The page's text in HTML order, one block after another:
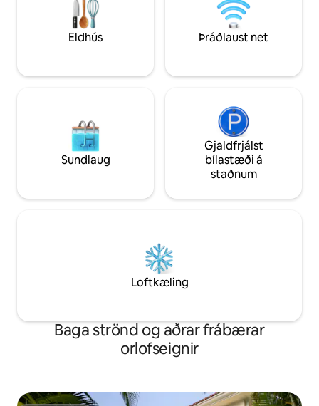
fyrir gesti sem vilja friðsæla dvöl án þess
að vera langt frá öllu.
hér vegna
vinnuferðar er
til að vera hlýlegt
Eldhús Þráðlaust net
Sundlaug
Gjaldfrjálst
bílastæði á
staðnum
Loftkæling
Baga strönd og aðrar frábærar
orlofseignir